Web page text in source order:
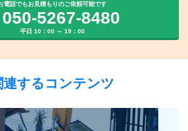
電話でもお見積もりのご依頼可能です
050-5267-8480
平日 10：00 ～ 19：00
連するコンテンツ